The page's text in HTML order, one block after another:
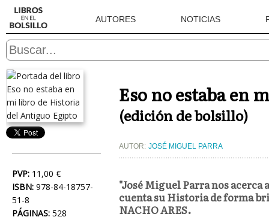
AUTORES NOTICIAS
PVP: 11,00 €
ISBN: 978-84-18757-
51-8
PÁGINAS: 528
Eso no estaba en
(edición de bolsillo)
AUTOR: JOSÉ MIGUEL PARRA
"José Miguel Parra nos
cuenta su Historia de forma
NACHO ARES.